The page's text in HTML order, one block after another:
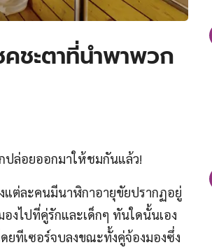
ชะตาที่นำพาพวก
ปล่อยออกมาให้ชมกันแล้ว!
แต่ละคนมีนาฬิกาอายุขัยปรากฏอยู่
งไปที่คู่รักและเด็กๆ ทันใดนั้นเอง
ยทีเซอร์จบลงขณะทั้งคู่จ้องมองซึ่ง